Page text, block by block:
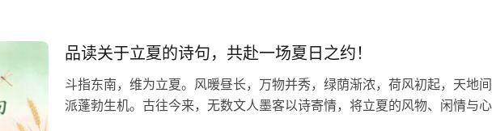
品读关于立夏的诗句，共赴一场夏日之约！
斗指东南，维为立夏。风暖昼长，万物并秀，绿荫渐浓，荷风初起，天地
派蓬勃生机。古往今来，无数文人墨客以诗寄情，将立夏的风物、闲情与